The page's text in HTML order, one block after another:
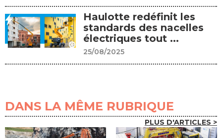
Haulotte redéfinit les
standards des nacelles
électriques tout ...
25/08/2025
DANS LA MÊME RUBRIQUE
PLUS D'ARTICLES >